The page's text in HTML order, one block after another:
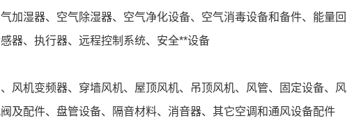
加湿器、空气除湿器、空气净化设备、空气消毒设备和备件、能量回
器、执行器、远程控制系统、安全**设备
风机变频器、穿墙风机、屋顶风机、吊顶风机、风管、固定设备、风
及配件、盘管设备、隔音材料、消音器、其它空调和通风设备配件